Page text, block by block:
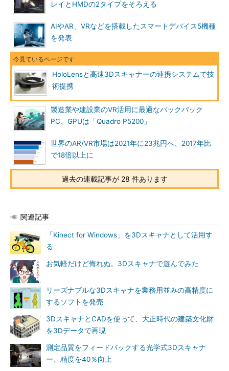
レイとHMDの2タイプをそろえる
AIやAR、VRなどを搭載したスマートデバイス5機種
を発表
HoloLensと高速3Dスキャナーの連携システムで技
術提携
製造業や建設業のVR活用に最適なバックパック
PC、GPUは「Quadro P5200」
世界のAR/VR市場は2021年に23兆円へ、2017年比
で18倍以上に
過去の連載記事が 28 件あります
関連記事
「Kinect for Windows」を3Dスキャナとして活用す
る
お気軽だけど侮れぬ。3Dスキャナで遊んでみた
リーズナブルな3Dスキャナを業務用並みの高精度に
するソフトを発売
3DスキャナとCADを使って、大正時代の建築文化財
を3Dデータで再現
測定品質をフィードバックする光学式3Dスキャナ
ー、精度を40％向上